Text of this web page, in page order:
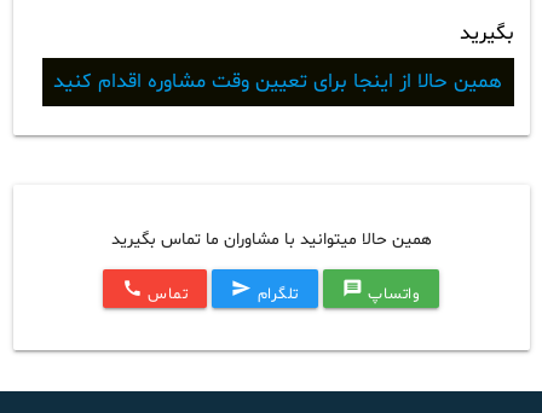
بگیرید
همین حالا از اینجا برای تعیین وقت مشاوره اقدام کنید
همین حالا میتوانید با مشاوران ما تماس بگیرید
واتساپ message تلگرام send تماس call